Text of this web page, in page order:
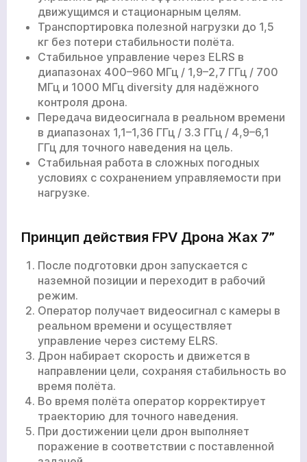
движущимся и стационарным целям.
Транспортировка полезной нагрузки до 1,5
кг без потери стабильности полёта.
Стабильное управление через ELRS в
диапазонах 400–960 МГц / 1,9–2,7 ГГц / 700
МГц и 1000 МГц diversity для надёжного
контроля дрона.
Передача видеосигнала в реальном времени
в диапазонах 1,1–1,36 ГГц / 3.3 ГГц / 4,9–6,1
ГГц для точного наведения на цель.
Стабильная работа в сложных погодных
условиях с сохранением управляемости при
нагрузке.
Принцип действия FPV Дрона Жах 7”
После подготовки дрон запускается с
наземной позиции и переходит в рабочий
режим.
Оператор получает видеосигнал с камеры в
реальном времени и осуществляет
управление через систему ELRS.
Дрон набирает скорость и движется в
направлении цели, сохраняя стабильность во
время полёта.
Во время полёта оператор корректирует
траекторию для точного наведения.
При достижении цели дрон выполняет
поражение в соответствии с поставленной